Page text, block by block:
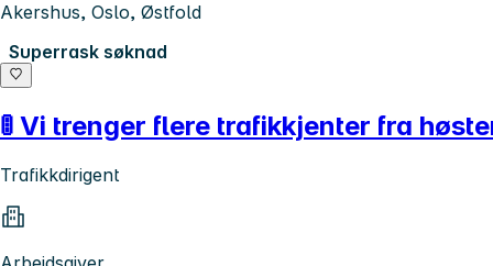
Akershus, Oslo, Østfold
Superrask søknad
🚦 Vi trenger flere trafikkjenter fra
Trafikkdirigent